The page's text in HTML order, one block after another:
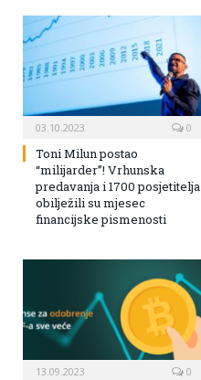
03.10.2023 0
Toni Milun postao
“milijarder”! Vrhunska
predavanja i 1700 posjetitelja
obilježili su mjesec
financijske pismenosti
13.09.2023 0